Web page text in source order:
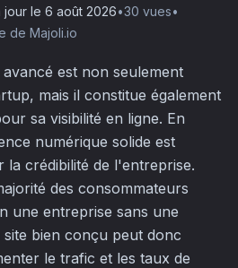
jour le 6 août 2026•30 vues•
de Majoli.io
est non seulement
mais il constitue également
sa visibilité en ligne. En
numérique solide est
crédibilité de l'entreprise.
des consommateurs
une entreprise sans une
bien conçu peut donc
le trafic et les taux de